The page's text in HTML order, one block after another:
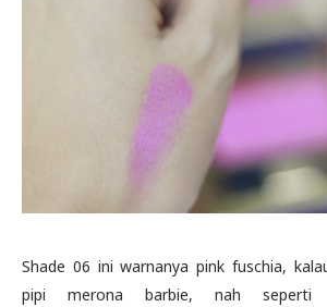
Shade 06 ini warnanya pink fuschia,
pipi merona barbie, nah seperti